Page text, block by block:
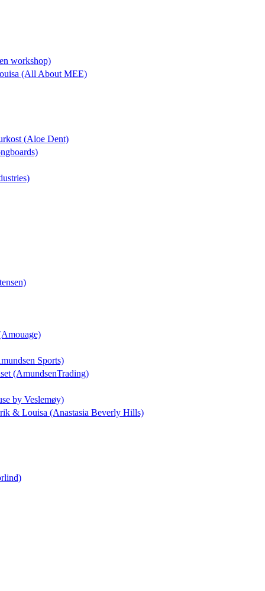
workshop)
(All About MEE)
(Aloe Dent)
Sports)
(AmundsenTrading)
by Veslemøy)
& Louisa (Anastasia Beverly Hills)